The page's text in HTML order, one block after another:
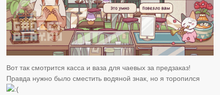
Вот так смотрится касса и ваза для чаевых за предзаказ!
Правда нужно было сместить водяной знак, но я торопился